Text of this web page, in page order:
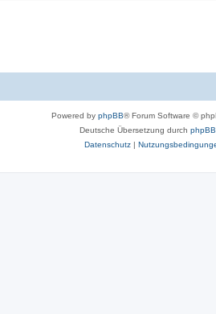
Powered by phpBB® Forum Software ©
Deutsche Übersetzung durch
Datenschutz|